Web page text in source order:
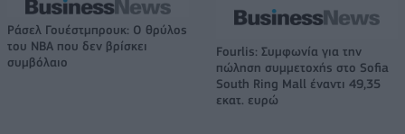
Ράσελ Γουέστμπρουκ: Ο θρύλος
του NBA που δεν βρίσκει
συμβόλαιο
Fourlis: Συμφωνία για την
πώληση συμμετοχής στο Sofia
South Ring Mall έναντι 49,35
εκατ. ευρώ